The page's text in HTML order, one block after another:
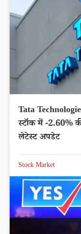
Tata
स्टॉक में -2.60%
लेटेस्ट अपडेट
Stock Market